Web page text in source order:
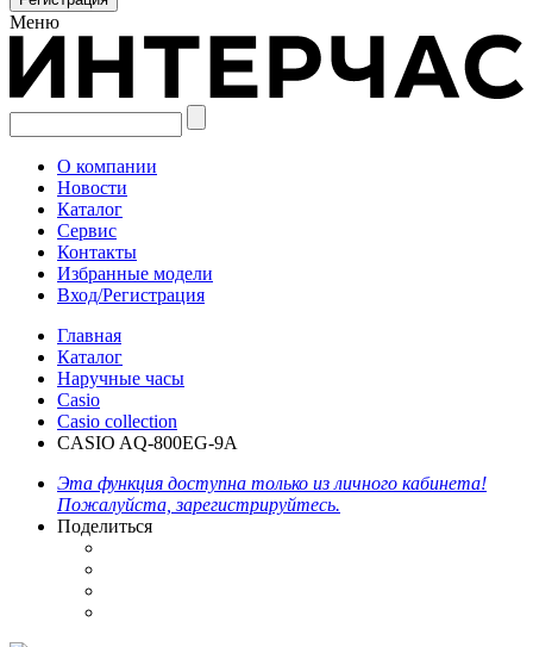
Меню
О компании
Новости
Каталог
Сервис
Контакты
Избранные модели
Вход/Регистрация
Главная
Каталог
Наручные часы
Casio
Casio collection
CASIO AQ-800EG-9A
Эта функция доступна только из личного кабинета!
Пожалуйста, зарегистрируйтесь.
Поделиться